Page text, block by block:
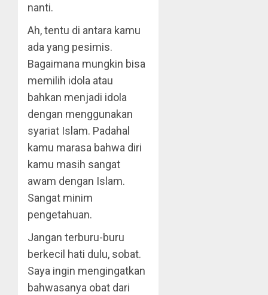
nanti.
Ah, tentu di antara kamu
ada yang pesimis.
Bagaimana mungkin bisa
memilih idola atau
bahkan menjadi idola
dengan menggunakan
syariat Islam. Padahal
kamu marasa bahwa diri
kamu masih sangat
awam dengan Islam.
Sangat minim
pengetahuan.
Jangan terburu-buru
berkecil hati dulu, sobat.
Saya ingin mengingatkan
bahwasanya obat dari